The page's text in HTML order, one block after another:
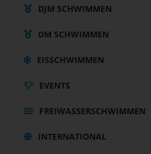
DJM SCHWIMMEN
DM SCHWIMMEN
EISSCHWIMMEN
EVENTS
FREIWASSERSCHWIMMEN
INTERNATIONAL